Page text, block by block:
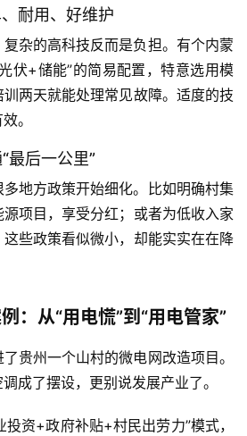
耐用、好维护
杂的高科技反而是负担。有个内蒙
伏+储能”的简易配置，特意选用模
两天就能处理常见故障。 适度的技
效。
最后一公里”
地方政策开始细化。比如明确村集
项目，享受分红；或者为低收入家
些政策看似微小，却能实实在在降
：从“用电慌”到“用电管家”
贵州一个山村的微电网改造项目。
成了摆设，更别说发展产业了。
投资+政府补贴+村民出劳力”模式，